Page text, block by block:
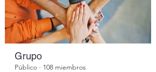
Grupo
Público · 108 miembros